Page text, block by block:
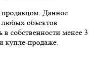
Данное
любых объектов
собственности менее 3
купле-продаже.